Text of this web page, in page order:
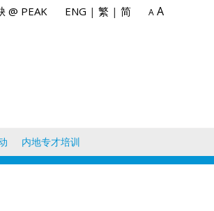
@ PEAK ENG | 繁 | 简 A A
内地专才培训